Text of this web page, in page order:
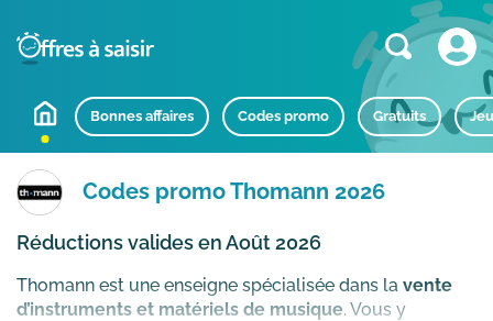
Bonnes affaires Codes promo Gratuits
Codes promo Thomann 2026
Réductions valides en Août 2026
Thomann est une enseigne spécialisée dans la vente
d’instruments et matériels de musique. Vous y